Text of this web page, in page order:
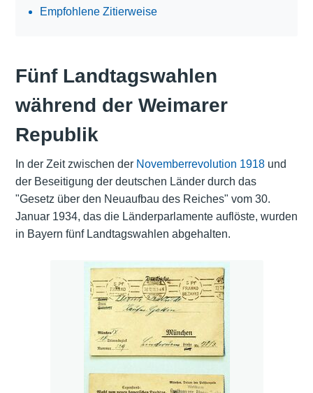
Empfohlene Zitierweise
Fünf Landtagswahlen
während der Weimarer
Republik
In der Zeit zwischen der Novemberrevolution 1918und
der Beseitigung der deutschen Länder durch das
"Gesetz über den Neuaufbau des Reiches" vom 30.
Januar 1934, das die Länderparlamente auflöste, wurden
in Bayern fünf Landtagswahlen abgehalten.